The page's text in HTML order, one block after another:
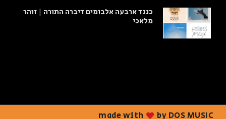
כנגד ארבעה אלבומים דיברה התורה | זוהר
מלאכי
made with by DOS MUSIC